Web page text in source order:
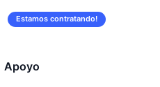
Estamos contratando!
Apoyo